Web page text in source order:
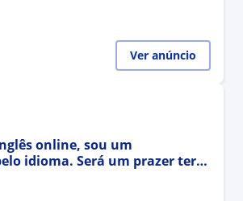
Ver anúncio
online, sou um
idioma. Será um prazer ter